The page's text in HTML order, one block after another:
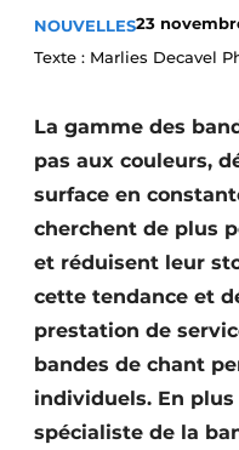
Podcasts
Privacy / Cookie
S’inscrire
S’inscrire
Termes et
Video’s
NOUVELLES23
Texte : Marlies Decavel
La gamme des
pas aux couleurs,
surface en
cherchent de plus
et réduisent leur
cette tendance et
prestation de
bandes de chant
individuels. En plus
spécialiste de la